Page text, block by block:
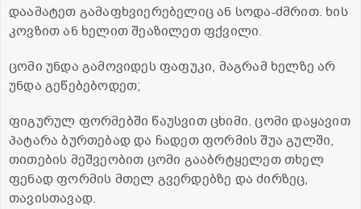
დაამატეთ გამაფხვიერებელიც ან სოდა-ძმრით. ხის
კოვზით ან ხელით შეაზილეთ ფქვილი.
ცომი უნდა გამოვიდეს ფაფუკი, მაგრამ ხელზე არ
უნდა გეწებებოდეთ;
ფიგურულ ფორმებში წაუსვით ცხიმი. ცომი დაყავით
პატარა ბურთებად და ჩადეთ ფორმის შუა გულში,
თითების მეშვეობით ცომი გააბრტყელეთ თხელ
ფენად ფორმის მთელ გვერდებზე და ძირზეც,
თავისთავად.